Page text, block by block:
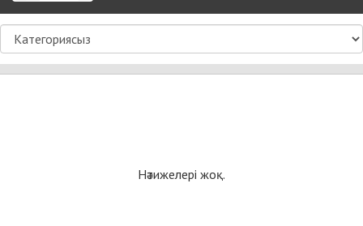
Нәтижелері жоқ.